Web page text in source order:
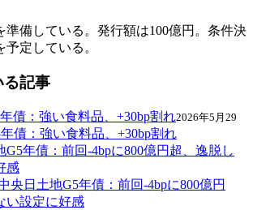
準備している。発行額は100億円。条件決
定している。
る記事
2026年5月29
債：強い食料品、+30bp割れ
央日土地G5年債：前回-4bpに800億円
い設定に好感